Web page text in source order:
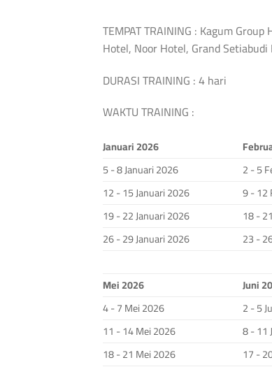
TEMPAT TRAINING : Kagum
Hotel, Noor Hotel, Grand
DURASI TRAINING : 4 hari
WAKTU TRAINING :
Januari 2026
5 - 8 Januari 2026
2 - 5
12 - 15 Januari 2026
9 - 12
19 - 22 Januari 2026
18 -
26 - 29 Januari 2026
23 -
Mei 2026 Juni
4 - 7 Mei 2026
2 - 5
11 - 14 Mei 2026
8 - 11
18 - 21 Mei 2026
17 -